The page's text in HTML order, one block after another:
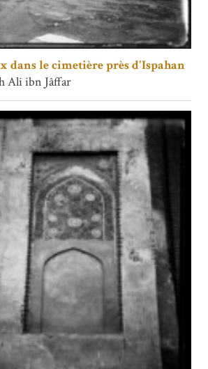
dans le cimetière près d'Ispahan
Ali ibn Jâffar